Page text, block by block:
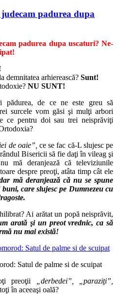
padurea dupa
padurea dupa uscaturi? Ne-
demnitatea arhierească? Sunt!
NU SUNT!
pădurea, de ce ne este greu să
surcele vom găsi şi mulţi arbori
ce pentru doi sau trei neisprăviţi
de oaie”, ce se fac că-L slujesc pe
Bisericii să fie daţi în vileag şi
mă deranjează că televiziunile
despre preoţi, atâta timp cât ele
mă deranjează că nu se spune
buni, care slujesc pe Dumnezeu cu
Ai arătat un popă neisprăvit,
arată şi un preot vrednic, ca să
nu mai există!
Satul de palme si de scuipat
preoţii
„derbedei”, „paraziţi”,
în aceeaşi oală?